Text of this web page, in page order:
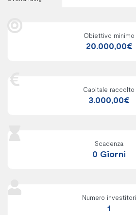
Obiettivo minimo
20.000,00€
Capitale raccolto
3.000,00€
Scadenza
0 Giorni
Numero investitori
1